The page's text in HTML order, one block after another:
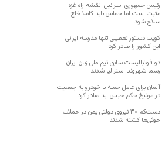
رئیس‌ جمهوری اسرائیل: نقشه راه غزه
مثبت است اما حماس باید کاملا خلع
سلاح شود
کویت دستور تعطیلی تنها مدرسه ایرانی
این کشور را صادر کرد
دو فوتبالیست سابق تیم ملی زنان ایران
رسما شهروند استرالیا شدند
آلمان برای عامل حمله با خودرو به جمعیت
در مونیخ حکم حبس ابد صادر کرد
دست‌کم ۳۰ نیروی دولتی یمن در حملات
حوثی‌ها کشته شدند